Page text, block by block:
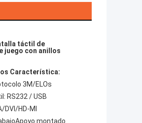
táctil de
juego con anillos
Característica:
3M/ELOs
RS232 / USB
DVI/HD-MI
Apoyo montado